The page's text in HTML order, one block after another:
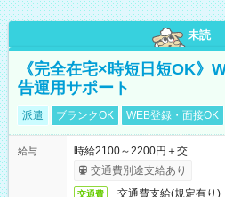
未読
《完全在宅×時短日短OK》
告運用サポート
派遣 ブランクOK WEB登録・面接OK
給与
時給2100～2200円＋交
交通費別途支給あり
交通費 交通費支給(規定有り)